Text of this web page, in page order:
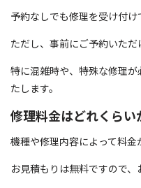
予約なしでも修理を受け付け
ただし、事前にご予約いただ
特に混雑時や、特殊な修理
たします。
修理料金はどれくらい
機種や修理内容によって料金
お見積もりは無料ですので、